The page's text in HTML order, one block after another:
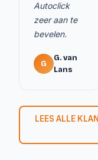
Autoclick
zeer aan te
bevelen.
G
G. van
Lans
LEES ALLE